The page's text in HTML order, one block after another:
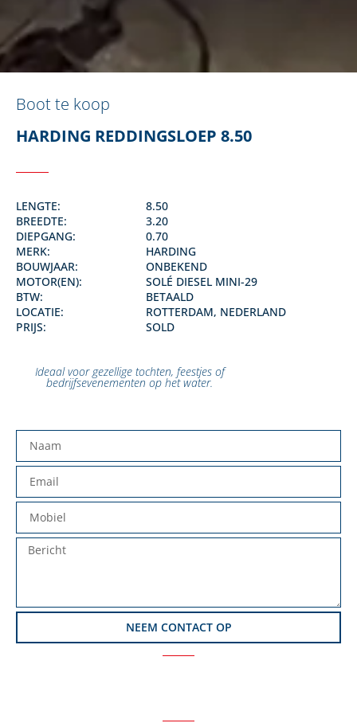
Boot te koop
HARDING REDDINGSLOEP 8.50
LENGTE:
8.50
BREEDTE:
3.20
DIEPGANG:
0.70
MERK:
HARDING
BOUWJAAR:
ONBEKEND
MOTOR(EN):
SOLÉ DIESEL MINI-29
BTW:
BETAALD
LOCATIE:
ROTTERDAM, NEDERLAND
PRIJS:
SOLD
Ideaal voor gezellige tochten, feestjes of
bedrijfsevenementen op het water.
NEEM CONTACT OP